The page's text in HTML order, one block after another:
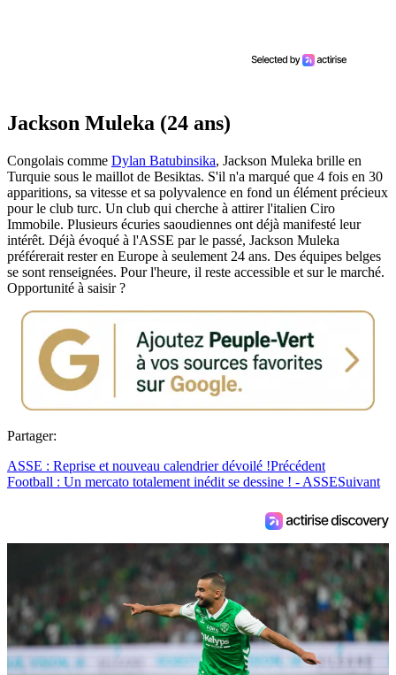
Jackson Muleka (24 ans)
Congolais comme Dylan Batubinsika, Jackson Muleka brille en
Turquie sous le maillot de Besiktas. S'il n'a marqué que 4 fois en 30
apparitions, sa vitesse et sa polyvalence en fond un élément précieux
pour le club turc. Un club qui cherche à attirer l'italien Ciro
Immobile. Plusieurs écuries saoudiennes ont déjà manifesté leur
intérêt. Déjà évoqué à l'ASSE par le passé, Jackson Muleka
préférerait rester en Europe à seulement 24 ans. Des équipes belges
se sont renseignées. Pour l'heure, il reste accessible et sur le marché.
Opportunité à saisir ?
Partager:
ASSE : Reprise et nouveau calendrier dévoilé !Précédent
Football : Un mercato totalement inédit se dessine ! - ASSESuivant